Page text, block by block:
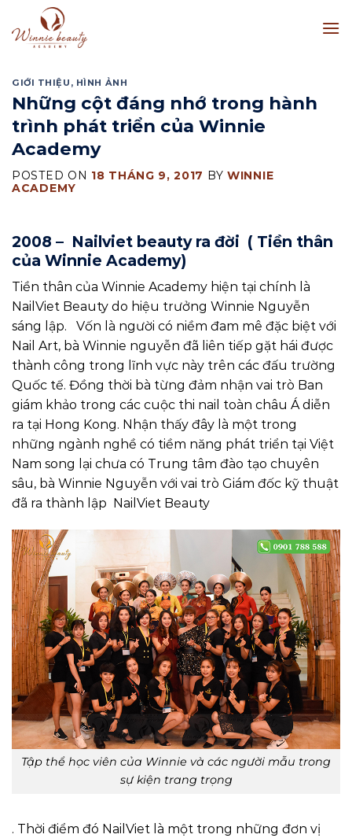
to
content
GIỚI THIỆU , HÌNH ẢNH
Những cột đáng nhớ trong hành
trình phát triển của Winnie
Academy
POSTED ON 18 THÁNG 9, 2017 BYWINNIE
ACADEMY
2008 – Nailviet beauty ra đời ( Tiền thân
của Winnie Academy)
Tiền thân của Winnie Academy hiện tại chính là
NailViet Beauty do hiệu trưởng Winnie Nguyễn
sáng lập. Vốn là người có niềm đam mê đặc biệt với
Nail Art, bà Winnie nguyễn đã liên tiếp gặt hái được
thành công trong lĩnh vực này trên các đấu trường
Quốc tế. Đồng thời bà từng đảm nhận vai trò Ban
giám khảo trong các cuộc thi nail toàn châu Á diễn
ra tại Hong Kong. Nhận thấy đây là một trong
những ngành nghề có tiềm năng phát triển tại Việt
Nam song lại chưa có Trung tâm đào tạo chuyên
sâu, bà Winnie Nguyễn với vai trò Giám đốc kỹ thuật
đã ra thành lập NailViet Beauty
Tập thể học viên của Winnie và các người mẫu trong
sự kiện trang trọng
. Thời điểm đó NailViet là một trong những đơn vị